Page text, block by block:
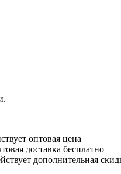
оптовая цена
доставка бесплатно
дополнительная